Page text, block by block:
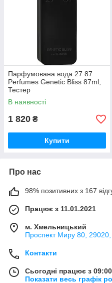
Парфумована вода 27 87
Perfumes Genetic Bliss 87ml,
Тестер
В наявності
1 820 ₴
Купити
Про нас
98% позитивних з 167
Працює з 11.01.2021
м. Хмельницький
Проспект Миру 80,
Контакти
Сьогодні працює з
Показати весь графік